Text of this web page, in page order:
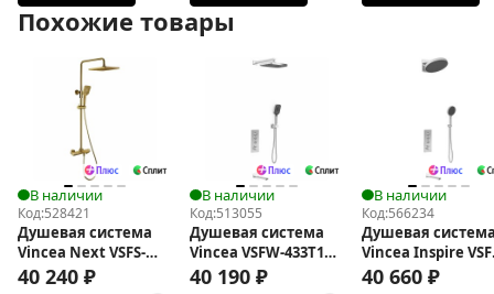
Похожие товары
В наличии
Код:528421
Душевая система
Vincea Next VSFS-
1N1TBG с
40 240 ₽
В наличии
Код:513055
Душевая система
Vincea VSFW-433T1CH
с термостатом
40 190 ₽
В наличии
Код:566234
Душевая
Vincea Inspire
433TI3CH с
40 660 ₽